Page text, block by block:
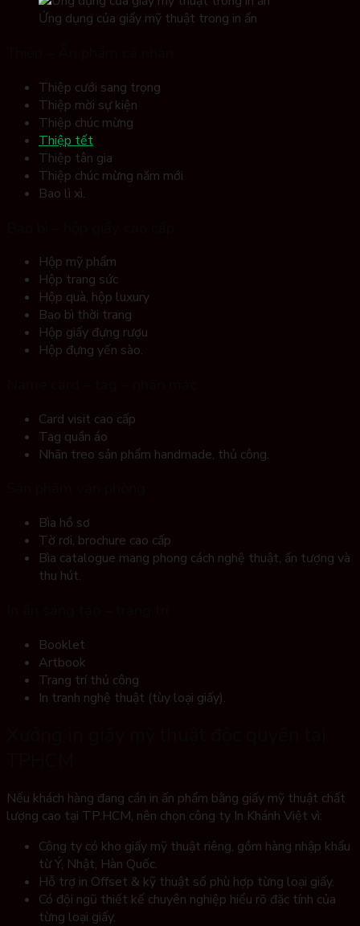
Ứng dụng của giấy mỹ thuật trong in ấn
Thiệp cưới sang trọng
Thiệp mời sự kiện
Thiệp chúc mừng
Thiệp tết
Thiệp tân gia
Thiệp chúc mừng năm mới
Bao lì xì.
Hộp mỹ phẩm
Hộp trang sức
Hộp quà, hộp luxury
Bao bì thời trang
Hộp giấy đựng rượu
Hộp đựng yến sào.
Card visit cao cấp
Tag quần áo
Nhãn treo sản phẩm handmade, thủ công.
Bìa hồ sơ
Tờ rơi, brochure cao cấp
Bìa catalogue mang phong cách nghệ thuật, ấn tượng và
thu hút.
Booklet
Artbook
Trang trí thủ công
In tranh nghệ thuật (tùy loại giấy).
Nếu khách hàng đang cần in ấn phẩm bằng giấy mỹ thuật chất
lượng cao tại TP.HCM, nên chọn công ty In Khánh Việt vì:
Công ty có kho giấy mỹ thuật riêng, gồm hàng nhập khẩu
từ Ý, Nhật, Hàn Quốc.
Hỗ trợ in Offset & kỹ thuật số phù hợp từng loại giấy.
Có đội ngũ thiết kế chuyên nghiệp hiểu rõ đặc tính của
từng loại giấy.